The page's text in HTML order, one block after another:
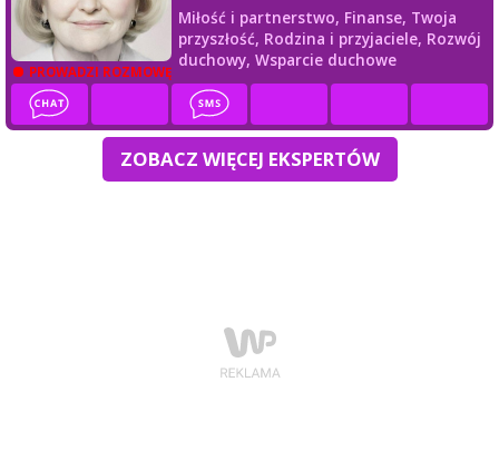
PROWADZI ROZMOWĘ
Miłość i partnerstwo, Finanse, Twoja
przyszłość, Rodzina i przyjaciele, Rozwój
duchowy, Wsparcie duchowe
ZOBACZ WIĘCEJ EKSPERTÓW